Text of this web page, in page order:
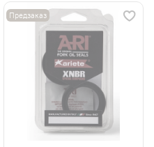
Предзаказ